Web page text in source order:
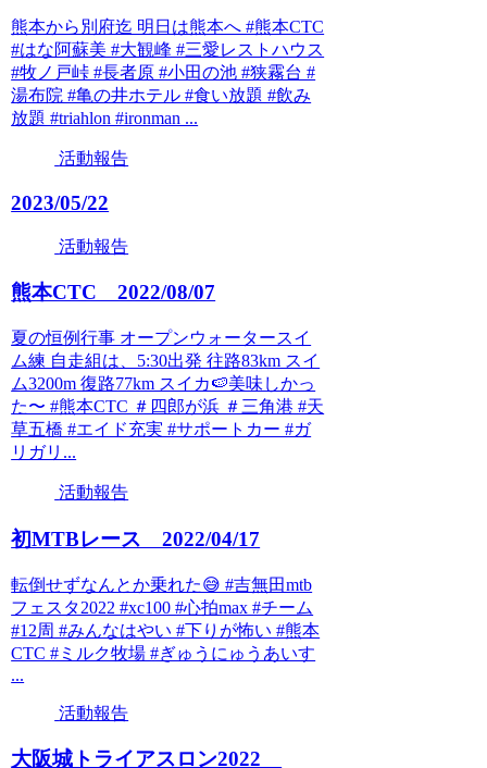
熊本から別府迄 明日は熊本へ #熊本CTC
#はな阿蘇美 #大観峰 #三愛レストハウス
#牧ノ戸峠 #長者原 #小田の池 #狭霧台 #
湯布院 #亀の井ホテル #食い放題 #飲み
放題 #triahlon #ironman ...
活動報告
2023/05/22
活動報告
熊本CTC 2022/08/07
夏の恒例行事 オープンウォータースイ
ム練 自走組は、5:30出発 往路83km スイ
ム3200m 復路77km スイカ🍉美味しかっ
た〜 #熊本CTC ＃四郎が浜 ＃三角港 #天
草五橋 #エイド充実 #サポートカー #ガ
リガリ...
活動報告
初MTBレース 2022/04/17
転倒せずなんとか乗れた😅 #吉無田mtb
フェスタ2022 #xc100 #心拍max #チーム
#12周 #みんなはやい #下りが怖い #熊本
CTC #ミルク牧場 #ぎゅうにゅうあいす
...
活動報告
大阪城トライアスロン2022